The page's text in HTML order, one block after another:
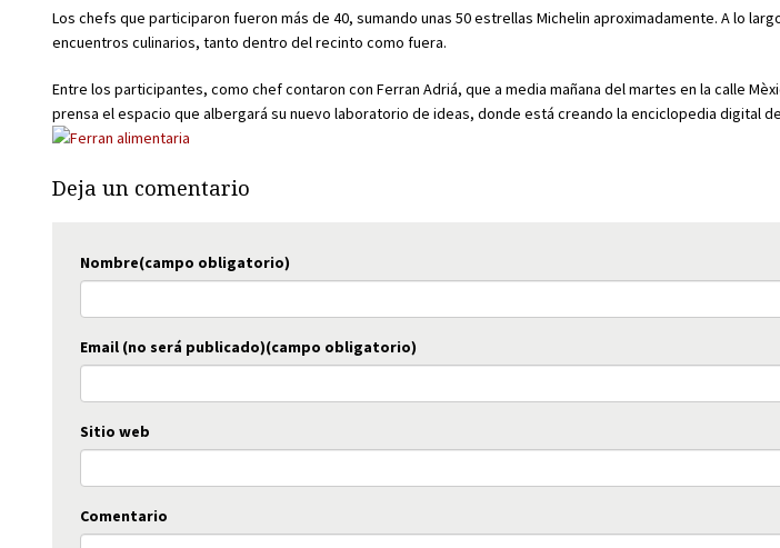
Los chefs que participaron fueron más de 40, sumando unas 50 estrellas Michelin aproximadamente. A lo
encuentros culinarios, tanto dentro del recinto como fuera.
Entre los participantes, como chef contaron con Ferran Adriá, que a media mañana del martes en la calle
prensa el espacio que albergará su nuevo laboratorio de ideas, donde está creando la enciclopedia digital
Deja un comentario
Nombre(campo obligatorio)
Email (no será publicado)(campo obligatorio)
Sitio web
Comentario